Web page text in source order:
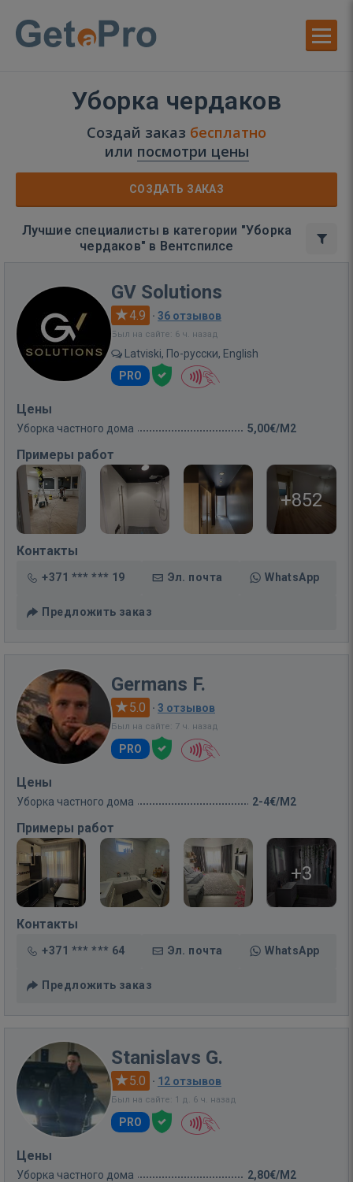
Уборка чердаков
Создай заказ бесплатно
или посмотри цены
СОЗДАТЬ ЗАКАЗ
Лучшие специалисты в категории "Уборка
чердаков" в Вентспилсе
GV Solutions
4.9 · 36 отзывов
Был на сайте: 6 ч. назад
Latviski, По-русски, English
PRO
Цены
Уборка частного дома 5,00€/M2
Примеры работ
+852
Контакты
+371 *** *** 19 Эл. почта WhatsApp
Предложить заказ
Germans F.
5.0 · 3 отзывов
Был на сайте: 7 ч. назад
PRO
Цены
Уборка частного дома 2-4€/M2
Примеры работ
+3
Контакты
+371 *** *** 64 Эл. почта WhatsApp
Предложить заказ
Stanislavs G.
5.0 · 12 отзывов
Был на сайте: 1 д. 6 ч. назад
PRO
Цены
Уборка частного дома 2,80€/M2